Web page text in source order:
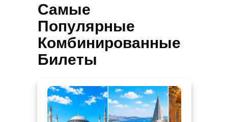
Самые
Популярные
Комбинированные
Билеты